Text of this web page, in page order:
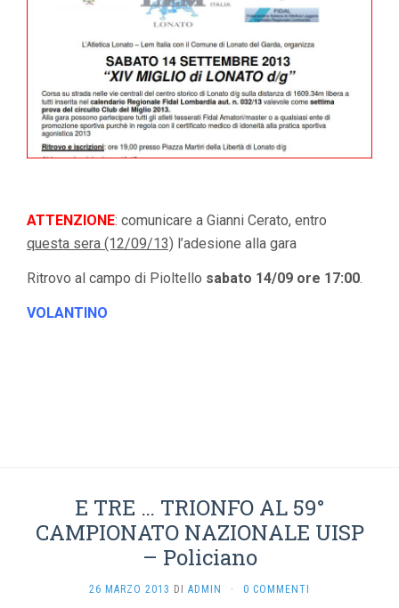
ATTENZIONE: comunicare a Gianni Cerato, entro
questa sera (12/09/13) l’adesione alla gara
Ritrovo al campo di Pioltello sabato 14/09 ore 17:00.
VOLANTINO
E TRE … TRIONFO AL 59°
CAMPIONATO NAZIONALE UISP
– Policiano
26 MARZO 2013 DI ADMIN · 0 COMMENTI